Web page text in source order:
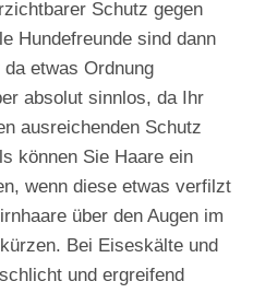
Schutz gegen
Hundefreunde sind dann
etwas Ordnung
absolut sinnlos, da Ihr
ausreichenden Schutz
können Sie Haare ein
wenn diese etwas verfilzt
über den Augen im
Bei Eiseskälte und
und ergreifend